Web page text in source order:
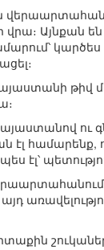
Այնքան են
թիվ
ու
էլ
էլ՝